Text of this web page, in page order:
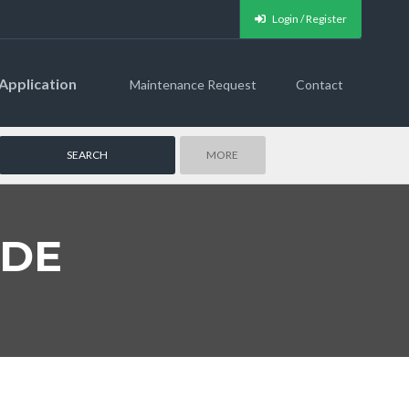
Login / Register
Maintenance Request Contact
MORE